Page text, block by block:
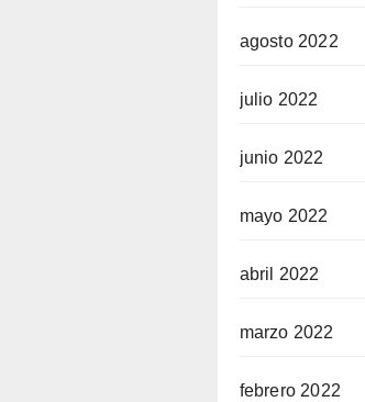
agosto 2022
julio 2022
junio 2022
mayo 2022
abril 2022
marzo 2022
febrero 2022